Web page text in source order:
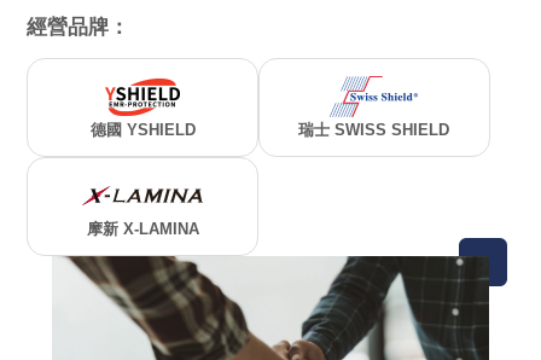
經營品牌：
德國 YSHIELD 瑞士 SWISS SHIELD
摩新 X-LAMINA